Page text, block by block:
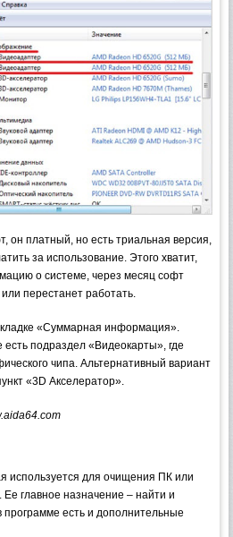
он платный, но есть триальная версия,
за использование. Этого хватит,
о системе, через месяц софт
перестанет работать.
«Суммарная информация».
подраздел «Видеокарты», где
чипа. Альтернативный вариант
«3D Акселератор».
используется для очищения ПК или
главное назначение – найти и
есть и дополнительные